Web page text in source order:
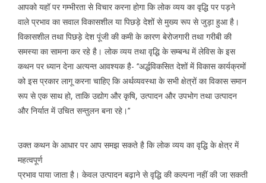
आपको यहॉ पर गम्भीरता से विचार करना होगा कि लोक व्यय का वृद्धि पर पड़ने
वाले प्रभाव का सवाल विकासशील या पिछड़े देशों से मुख्य रूप से जुड़ा हुआ है।
विकासशील तथा पिछड़े देश पूंजी की कमी के कारण बेरोजगारी तथा गरीबी की
समस्या का सामना कर रहे है। लोक व्यय तथा वृद्धि के सम्बन्ध में लेविस के इस
कथन पर ध्यान देना अत्यन्त आवश्यक है- ‘‘अर्द्धविकसित देशों में विकास कार्यक्रमों
को इस प्रकार लागू करना चाहिए कि अर्थव्यवस्था के सभी क्षेत्रों का विकास समान
रूप से एक साथ हो, ताकि उद्योग और कृषि, उत्पादन और उपभोग तथा उत्पादन
और निर्यात में उचित सन्तुलन बना रहे।’’
उक्त कथन के आधार पर आप समझ सकते है कि लोक व्यय का वृद्धि के क्षेत्र में
महत्वपूर्ण
प्रभाव पाया जाता है। केवल उत्पादन बढ़ाने से वृद्धि की कल्पना नहीं की जा सकती